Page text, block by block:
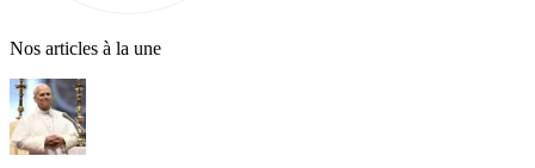
Nos articles à la une